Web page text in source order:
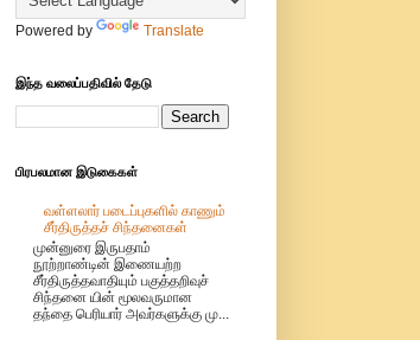
Powered by Translate
இந்த வலைப்பதிவில் தேடு
பிரபலமான இடுகைகள்
வள்ளலார் படைப்புகளில் காணும்
சீர்திருத்தச் சிந்தனைகள்
முன்னுரை இருபதாம்
நூற்றாண்டின் இணையற்ற
சீர்திருத்தவாதியும் பகுத்தறிவுச்
சிந்தனை யின் மூலவருமான
தந்தை பெரியார் அவர்களுக்கு மு...